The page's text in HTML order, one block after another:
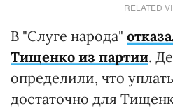
RELATED
В "Слуге народа"
Тищенко из партии.
определили, что
достаточно для